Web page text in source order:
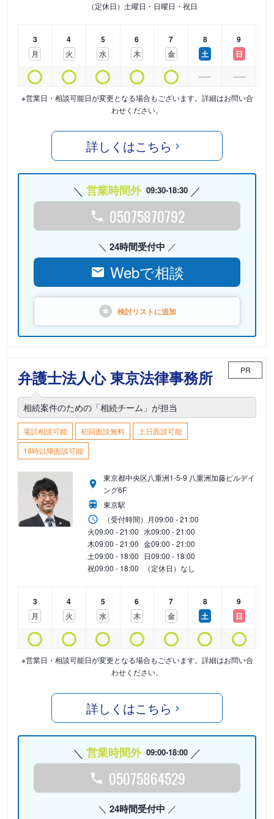
（定休日）土曜日・日曜日・祝日
3
月
4
火
5
水
6
木
7
金
8
土
9
日
※営業日・相談可能日が変更となる場合もございます。詳細はお問い合
わせください。
詳しくはこちら
営業時間外 09:30-18:30
05075870792
24時間受付中
Webで相談
検討リストに追加
弁護士法人心 東京法律事務所 PR
相続案件のための「相続チーム」が担当
電話相談可能 初回面談無料
土日面談可能
18時以降面談可能
東京都中央区八重洲1-5-9 八重洲加藤ビルデイ
ング6F
東京駅
（受付時間） 月09:00 - 21:00
火09:00 - 21:00 水09:00 - 21:00
木09:00 - 21:00 金09:00 - 21:00
土09:00 - 18:00 日09:00 - 18:00
祝09:00 - 18:00 （定休日）なし
3
月
4
火
5
水
6
木
7
金
8
土
9
日
※営業日・相談可能日が変更となる場合もございます。詳細はお問い合
わせください。
詳しくはこちら
営業時間外 09:00-18:00
05075864529
24時間受付中